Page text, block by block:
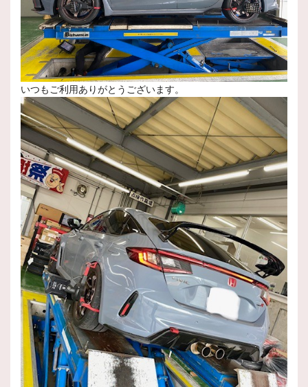
いつもご利用ありがとうございます。